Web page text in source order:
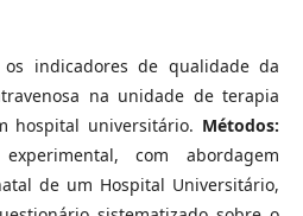
os indicadores de qualidade da
na unidade de terapia
hospital universitário. Métodos:
com abordagem
de um Hospital Universitário,